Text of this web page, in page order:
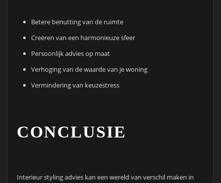
Betere benutting van de ruimte
Creëren van een harmonieuze sfeer
Persoonlijk advies op maat
Verhoging van de waarde van je woning
Vermindering van keuzestress
CONCLUSIE
Interieur styling advies kan een wereld van verschil maken in